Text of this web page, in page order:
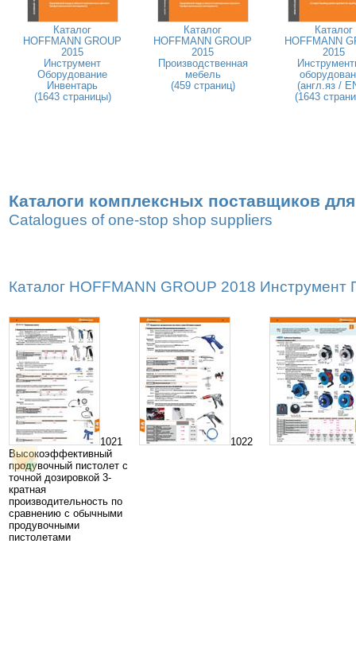
Каталог
HOFFMANN GROUP
2015
Инструмент
Оборудование
Инвентарь
(1643 страницы)
Каталог
HOFFMANN GROUP
2015
Производственная
мебель
(459 страниц)
Каталог
HOFFMANN
2015
(англ.яз /
(1643
Каталоги комплексных поставщиков
Catalogues of one-stop shop suppliers
Каталог HOFFMANN GROUP 2018
1021
Высокоэффективный
продувочный пистолет с
точной дозировкой 3-
кратная
производительность по
сравнению с обычными
продувочными
пистолетами
1022